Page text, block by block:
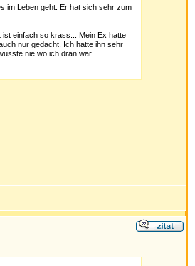
im Leben geht. Er hat sich sehr zum
einfach so krass... Mein Ex hatte
nur gedacht. Ich hatte ihn sehr
nie wo ich dran war.